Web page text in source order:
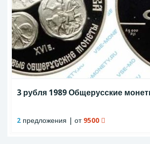
3 рубля 1989 Общерусские
2 предложения | от 9500